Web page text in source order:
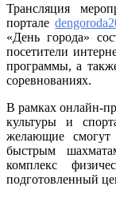
Трансляция
портале
«День города»
посетители
программы, а
соревнованиях.
В рамках онлайн-
культуры и
желающие смогут
быстрым
комплекс
подготовленный